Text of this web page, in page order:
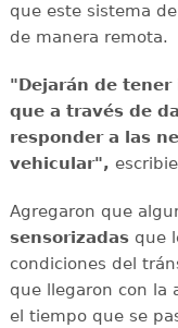
que este sistema
de manera remota.
"Dejarán de
que a través de
responder a las
vehicular",
Agregaron que
sensorizadasque
condiciones del
que llegaron con la
el tiempo que se